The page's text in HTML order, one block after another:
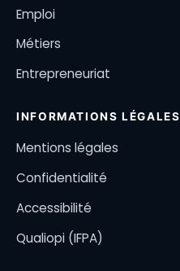
Emploi
Métiers
Entrepreneuriat
INFORMATIONS LÉGALES
Mentions légales
Confidentialité
Accessibilité
Qualiopi (IFPA)